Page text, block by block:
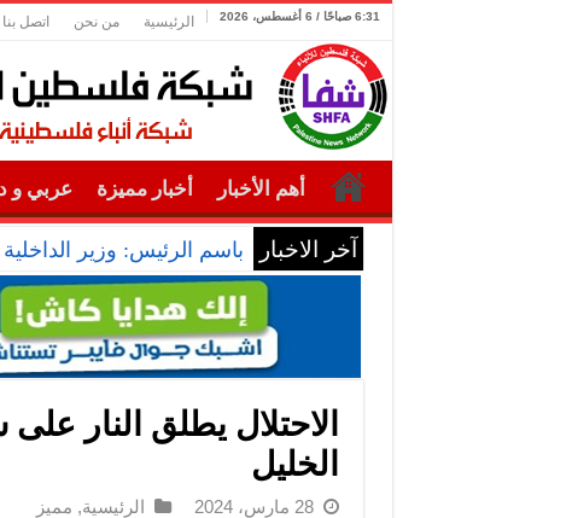
6:31 صباحًا / 6 أغسطس، 2026 الرئيسية من نحن اتصل بنا
أهم الأخبار أخبار مميزة عربي و
آخر الاخبار باسم الرئيس: وزير
الاحتلال يطلق النار
الخليل
28 مارس، 2024 الرئيسية, مميز